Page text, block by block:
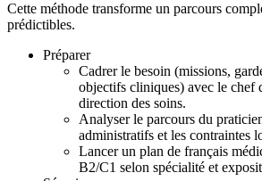
Cette méthode transforme un parcours
prédictibles.
Préparer
Cadrer le besoin (missions,
objectifs cliniques) avec le chef
direction des soins.
Analyser le parcours du
administratifs et les contraintes
Lancer un plan de français
B2/C1 selon spécialité et